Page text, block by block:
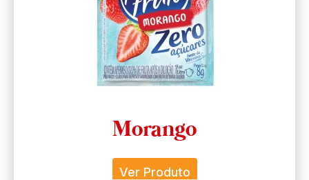
Morango
Ver Produto